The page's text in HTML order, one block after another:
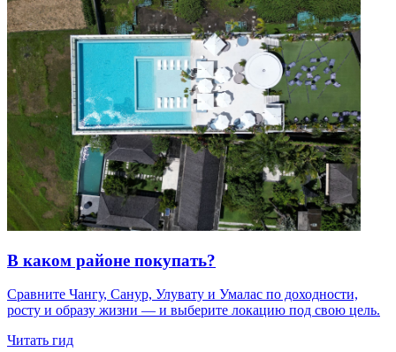
В каком районе покупать?
Сравните Чангу, Санур, Улувату и Умалас по доходности,
росту и образу жизни — и выберите локацию под свою цель.
Читать гид